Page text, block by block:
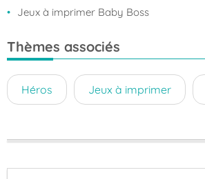
Jeux à imprimer Baby Boss
Thèmes associés
Héros Jeux à imprimer